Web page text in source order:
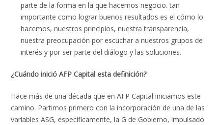
parte de la forma en la que hacemos negocio. tan
importante como lograr buenos resultados es el cómo lo
hacemos, nuestros principios, nuestra transparencia,
nuestra preocupación por escuchar a nuestros grupos de
interés y por ser parte del diálogo y las soluciones.
¿Cuándo inició AFP Capital esta definición?
Hace más de una década que en AFP Capital iniciamos este
camino. Partimos primero con la incorporación de una de las
variables ASG, específicamente, la G de Gobierno, impulsado